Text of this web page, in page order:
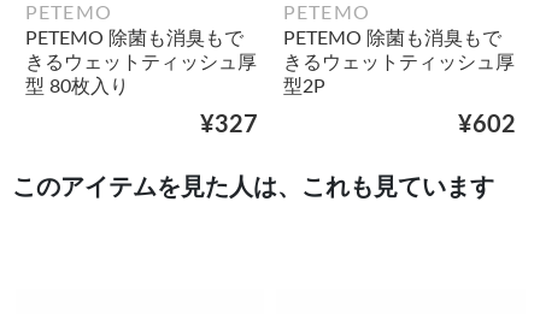
PETEMO
PETEMO 除菌も消臭もで
きるウェットティッシュ厚
型 80枚入り
¥327
PETEMO
PETEMO 除菌も消臭もで
きるウェットティッシュ厚
型2P
¥602
このアイテムを見た人は、これも見ています